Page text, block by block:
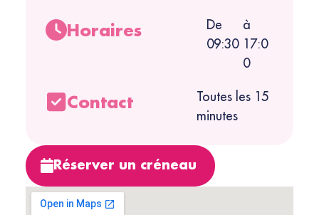
Réserver un créneau
Horaires
De
09:30
à
17:0
0
Contact
Toutes les 15
minutes